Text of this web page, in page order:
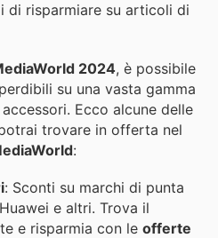
di risparmiare su articoli di
2024, è possibile
su una vasta gamma
Ecco alcune delle
trovare in offerta nel
:
: Sconti su marchi di punta
e altri. Trova il
e risparmia con le offerte